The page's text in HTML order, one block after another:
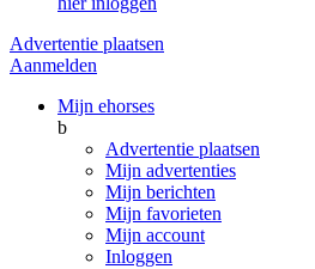
Advertentie plaatsen
Aanmelden
Mijn ehorses
b
Advertentie plaatsen
Mijn advertenties
Mijn berichten
Mijn favorieten
Mijn account
Inloggen